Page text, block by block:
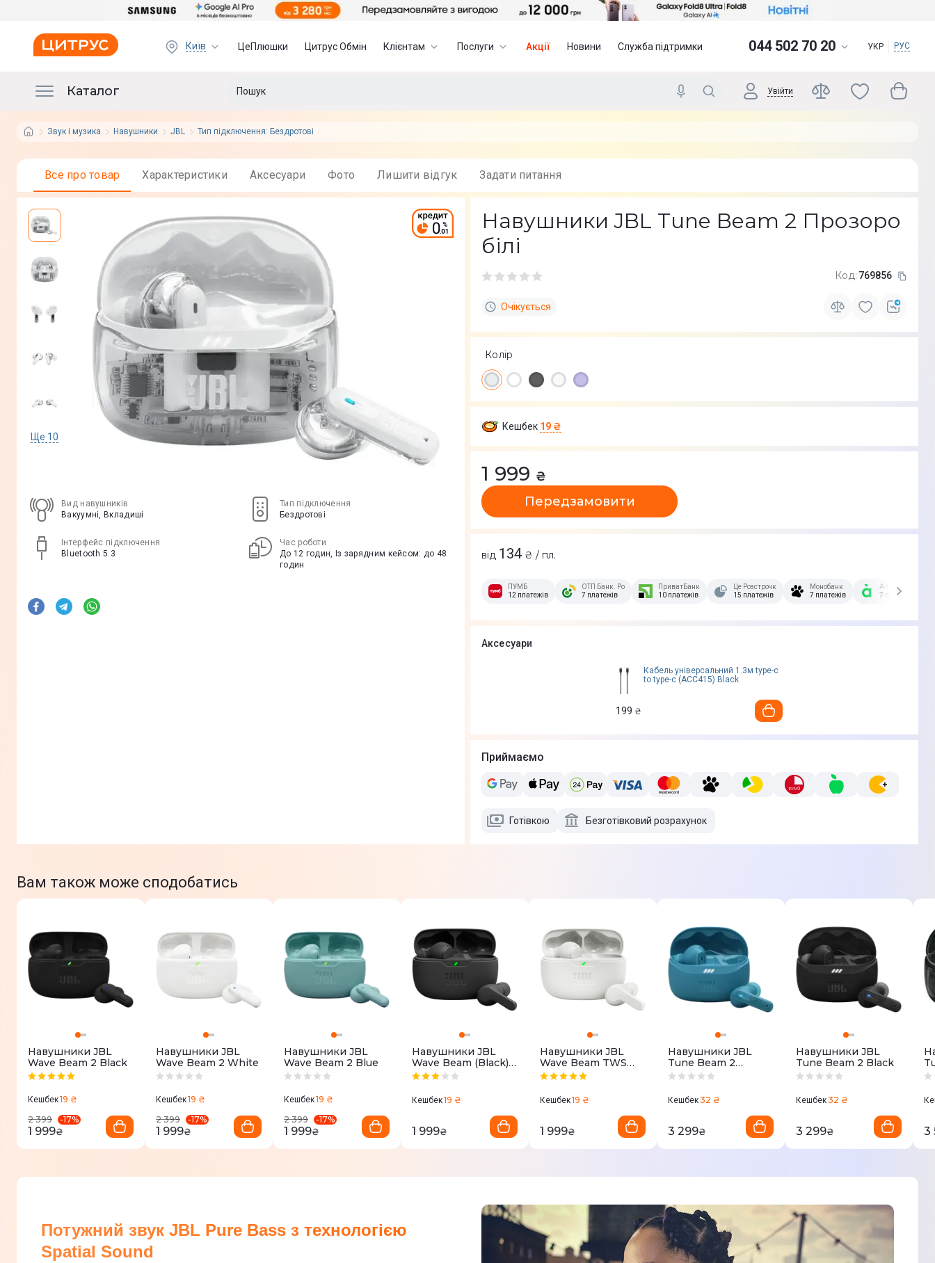
Київ ЦеПлюшки Цитрус Обмін Клієнтам Послуги Акції Новини Служба підтримки 044 502 70 20 УКР РУС
Каталог Увійти
Звук і музика Навушники JBL Тип підключення: Бездротові
Все про товар Характеристики Аксесуари Фото Лишити вiдгук Задати питання
Ще 10
Вид навушників
Вакуумні, Вкладиші
Тип підключення
Бездротові
Інтерфейс підключення
Bluetooth 5.3
Час роботи
До 12 годин, Із зарядним кейсом: до 48
годин
Навушники JBL Tune Beam 2 Прозоро
білі
Код: 769856
Очікується
Колір
Кешбек 19 ₴
1 999 ₴
Передзамовити
від 134 ₴ / пл.
ПУМБ
12 платежів
ОТП Банк. Розстрочка Скибочка.
7 платежів
ПриватБанк
10 платежів
Це Розстрочка
15 платежів
Монобанк
7 платежів
А-Банк
7 платежів
Аксесуари
Кабель універсальний 1.3м type-c
to type-c (ACC415) Black
199 ₴
Приймаємо
Готівкою Безготівковий розрахунок
Вам також може сподобатись
Навушники JBL
Wave Beam 2 Black
Кешбек19 ₴
2 399
-17%
1 999₴
Навушники JBL
Wave Beam 2 White
Кешбек19 ₴
2 399
-17%
1 999₴
Навушники JBL
Wave Beam 2 Blue
Кешбек19 ₴
2 399
-17%
1 999₴
Навушники JBL
Wave Beam (Black)
JBLWBEAMBLK
Кешбек19 ₴
1 999₴
Навушники JBL
Wave Beam TWS
(White)
Кешбек19 ₴
1 999₴
Навушники JBL
Tune Beam 2
Turquoise
Кешбек32 ₴
3 299₴
Навушники JBL
Tune Beam 2 Black
Кешбек32 ₴
3 299₴ 3
Потужний звук JBL Pure Bass з технологією
Spatial Sound